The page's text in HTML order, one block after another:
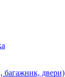
багажник, двери)